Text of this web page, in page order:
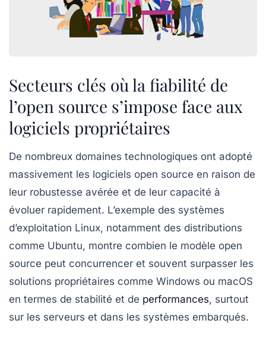
Secteurs clés où la fiabilité de
l’open source s’impose face aux
logiciels propriétaires
De nombreux domaines technologiques ont adopté
massivement les logiciels open source en raison de
leur robustesse avérée et de leur capacité à
évoluer rapidement. L’exemple des systèmes
d’exploitation Linux, notamment des distributions
comme Ubuntu, montre combien le modèle open
source peut concurrencer et souvent surpasser les
solutions propriétaires comme Windows ou macOS
en termes de stabilité et de performances, surtout
sur les serveurs et dans les systèmes embarqués.